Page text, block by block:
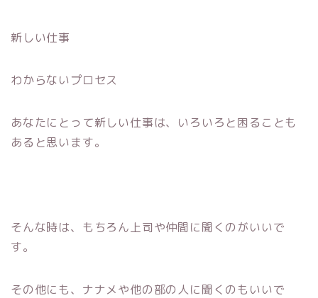
新しい仕事
わからないプロセス
あなたにとって新しい仕事は、いろいろと困ることも
あると思います。
そんな時は、もちろん上司や仲間に聞くのがいいで
す。
その他にも、ナナメや他の部の人に聞くのもいいで